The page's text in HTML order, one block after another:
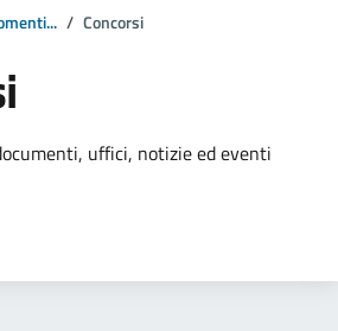
Concorsi
notizia
uffici, notizie ed eventi